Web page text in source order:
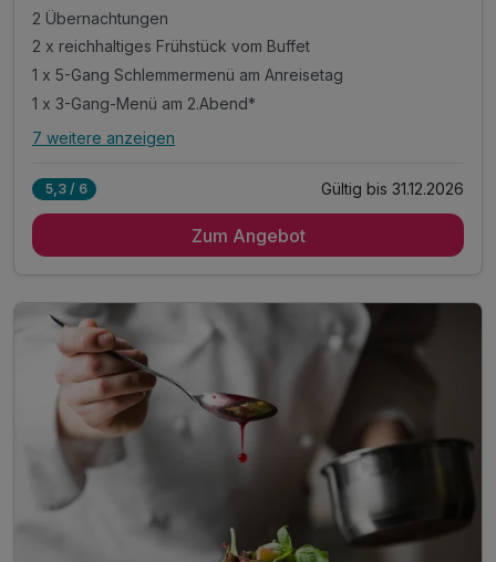
2 Übernachtungen
2 x reichhaltiges Frühstück vom Buffet
1 x 5-Gang Schlemmermenü am Anreisetag
1 x 3-Gang-Menü am 2.Abend*
Alle Inklusivleistungen
2 x reichhaltiges Frühstück vom Buffet
1 x Willkommensgetränk
1 x Aperitif zum Menü
inkl. 1 Flasche Wasser auf dem Zimmer
inkl. abgeschlossene Fahrrad-Garage
inkl. Parkplatz
inkl. WLAN
inkl. Übernachtungssteuer
7 weitere anzeigen
5,3 / 6 Gültig bis 31.12.2026
Zum Angebot